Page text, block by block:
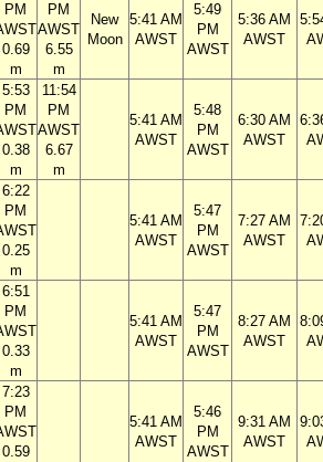
PM
0.69
m
PM
AWST
6.55
m
New
Moon
5:41 AM
AWST
5:49
PM
AWST
5:36 AM
AWST
5:53
PM
0.38
m
11:54
PM
AWST
6.67
m
5:41 AM
AWST
5:48
PM
AWST
6:30 AM
AWST
6:22
PM
0.25
m
5:41 AM
AWST
5:47
PM
AWST
7:27 AM
AWST
6:51
PM
0.33
m
5:41 AM
AWST
5:47
PM
AWST
8:27 AM
AWST
7:23
PM
0.59
5:41 AM
AWST
5:46
PM
AWST
9:31 AM
AWST